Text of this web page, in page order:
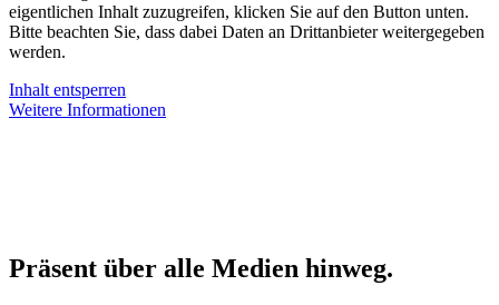
eigentlichen Inhalt zuzugreifen, klicken Sie auf den Button unten.
Bitte beachten Sie, dass dabei Daten an Drittanbieter weitergegeben
werden.
Inhalt entsperren
Weitere Informationen
Präsent über alle Medien hinweg.